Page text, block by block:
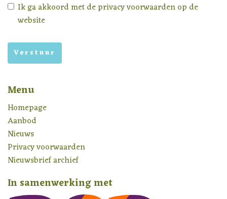
Ik ga akkoord met deprivacy voorwaardenop de
website
Menu
Homepage
Aanbod
Nieuws
Privacy voorwaarden
Nieuwsbrief archief
In samenwerking met